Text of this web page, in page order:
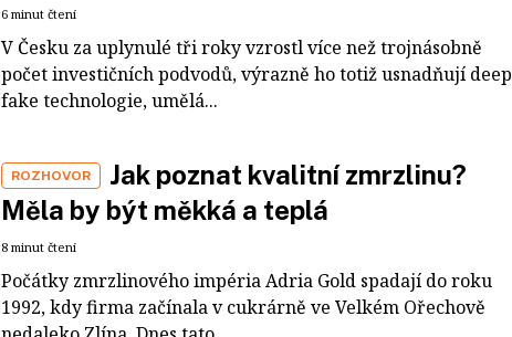
6 minut čtení
V Česku za uplynulé tři roky vzrostl více než trojnásobně
počet investičních podvodů, výrazně ho totiž usnadňují deep
fake technologie, umělá...
ROZHOVOR
Jak poznat kvalitní zmrzlinu?
Měla by být měkká a teplá
8 minut čtení
Počátky zmrzlinového impéria Adria Gold spadají do roku
1992, kdy firma začínala v cukrárně ve Velkém Ořechově